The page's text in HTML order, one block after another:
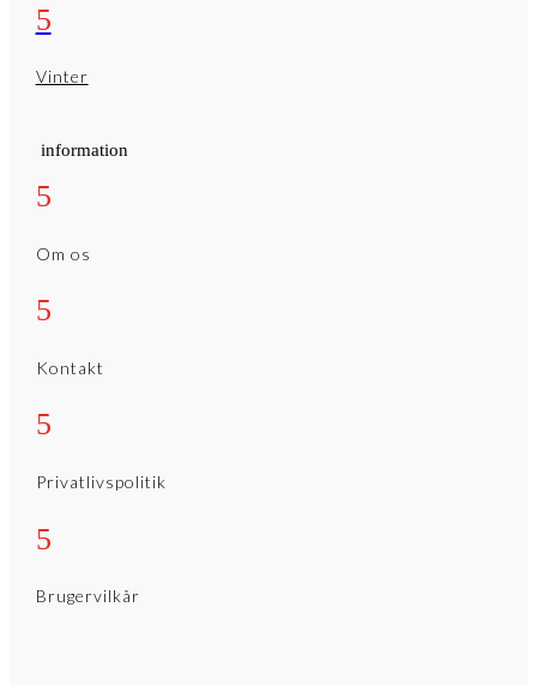
5
Vinter
information
5
Om os
5
Kontakt
5
Privatlivspolitik
5
Brugervilkår